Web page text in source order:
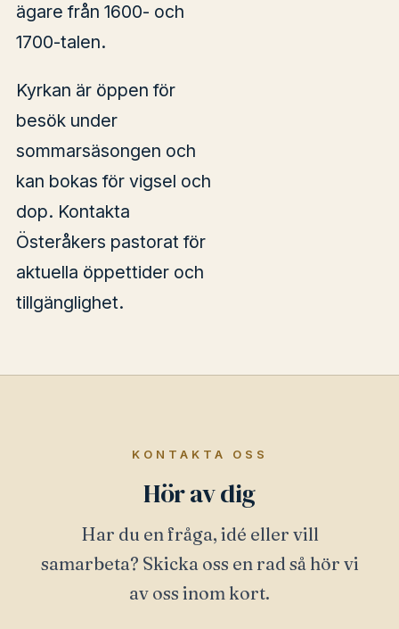
ägare från 1600- och
1700-talen.
Kyrkan är öppen för
besök under
sommarsäsongen och
kan bokas för vigsel och
dop. Kontakta
Österåkers pastorat för
aktuella öppettider och
tillgänglighet.
KONTAKTA OSS
Hör av dig
Har du en fråga, idé eller vill
samarbeta? Skicka oss en rad så hör vi
av oss inom kort.